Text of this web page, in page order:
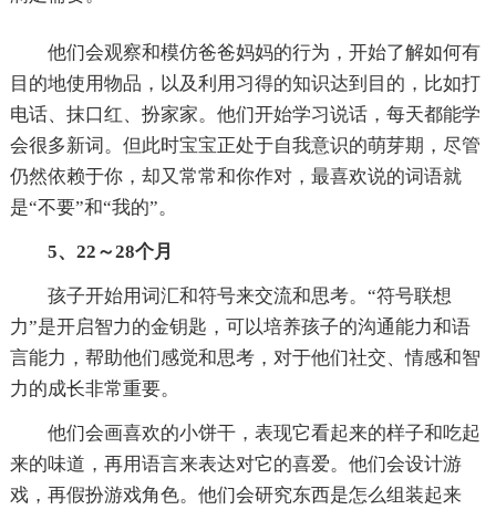
他们会观察和模仿爸爸妈妈的行为，开始了解如何有
目的地使用物品，以及利用习得的知识达到目的，比如打
电话、抹口红、扮家家。他们开始学习说话，每天都能学
会很多新词。但此时宝宝正处于自我意识的萌芽期，尽管
仍然依赖于你，却又常常和你作对，最喜欢说的词语就
是“不要”和“我的”。
5、22～28个月
孩子开始用词汇和符号来交流和思考。“符号联想
力”是开启智力的金钥匙，可以培养孩子的沟通能力和语
言能力，帮助他们感觉和思考，对于他们社交、情感和智
力的成长非常重要。
他们会画喜欢的小饼干，表现它看起来的样子和吃起
来的味道，再用语言来表达对它的喜爱。他们会设计游
戏，再假扮游戏角色。他们会研究东西是怎么组装起来